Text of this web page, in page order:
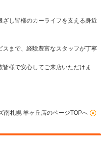
し皆様のカーライフを支える身近
まで、経験豊富なスタッフが丁寧
様で安心してご来店いただけま
南札幌 羊ヶ丘店のページTOPへ